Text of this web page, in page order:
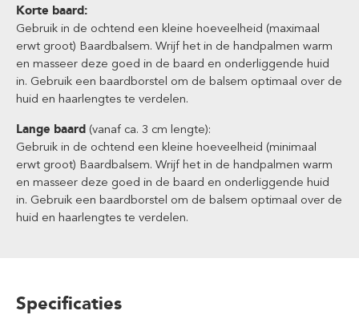
Korte baard:
Gebruik in de ochtend een kleine hoeveelheid (maximaal
erwt groot) Baardbalsem. Wrijf het in de handpalmen warm
en masseer deze goed in de baard en onderliggende huid
in. Gebruik een baardborstel om de balsem optimaal over de
huid en haarlengtes te verdelen.
Lange baard (vanaf ca. 3 cm lengte):
Gebruik in de ochtend een kleine hoeveelheid (minimaal
erwt groot) Baardbalsem. Wrijf het in de handpalmen warm
en masseer deze goed in de baard en onderliggende huid
in. Gebruik een baardborstel om de balsem optimaal over de
huid en haarlengtes te verdelen.
Specificaties